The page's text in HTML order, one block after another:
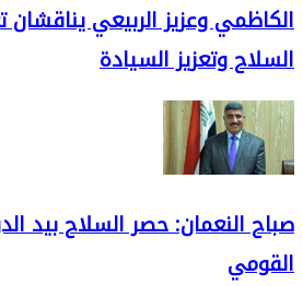
الكاظمي وعزيز الربيعي
السلاح وتعزيز السيادة
صباح النعمان: حصر السلاح بيد
القومي